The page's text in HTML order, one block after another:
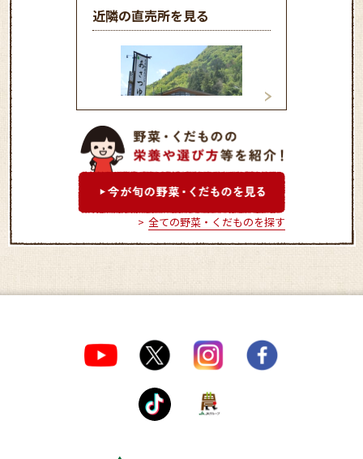
近隣の直売所を見る
上田市丸子農産物直売加工
センター「あさつゆ」
塩田東山観光農園
全ての野菜・くだものを探す